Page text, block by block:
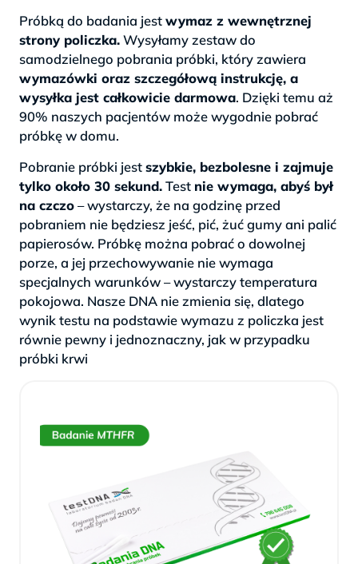
Próbką do badania jestwymaz z wewnętrznej
strony policzka.Wysyłamy zestaw do
samodzielnego pobrania próbki, który zawiera
wymazówki oraz szczegółową instrukcję, a
wysyłka jest całkowicie darmowa. Dzięki temu aż
90% naszych pacjentów może wygodnie pobrać
próbkę w domu.
Pobranie próbki jestszybkie, bezbolesne i zajmuje
tylko około 30 sekund.Test nie wymaga, abyś był
na czczo– wystarczy, że na godzinę przed
pobraniem nie będziesz jeść, pić, żuć gumy ani palić
papierosów. Próbkę można pobrać o dowolnej
porze, a jej przechowywanie nie wymaga
specjalnych warunków – wystarczy temperatura
pokojowa. Nasze DNA nie zmienia się, dlatego
wynik testu na podstawie wymazu z policzka jest
równie pewny i jednoznaczny, jak w przypadku
próbki krwi